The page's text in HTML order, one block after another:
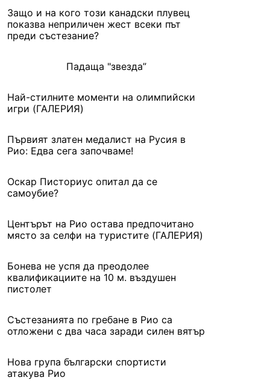
Защо и на кого този канадски плувец
показва неприличен жест всеки път
преди състезание?
Падаща "звезда”
Най-стилните моменти на олимпийски
игри (ГАЛЕРИЯ)
Първият златен медалист на Русия в
Рио: Едва сега започваме!
Оскар Писториус опитал да се
самоубие?
Центърът на Рио остава предпочитано
място за селфи на туристите (ГАЛЕРИЯ)
Бонева не успя да преодолее
квалификациите на 10 м. въздушен
пистолет
Състезанията по гребане в Рио са
отложени с два часа заради силен вятър
Нова група български спортисти
атакува Рио